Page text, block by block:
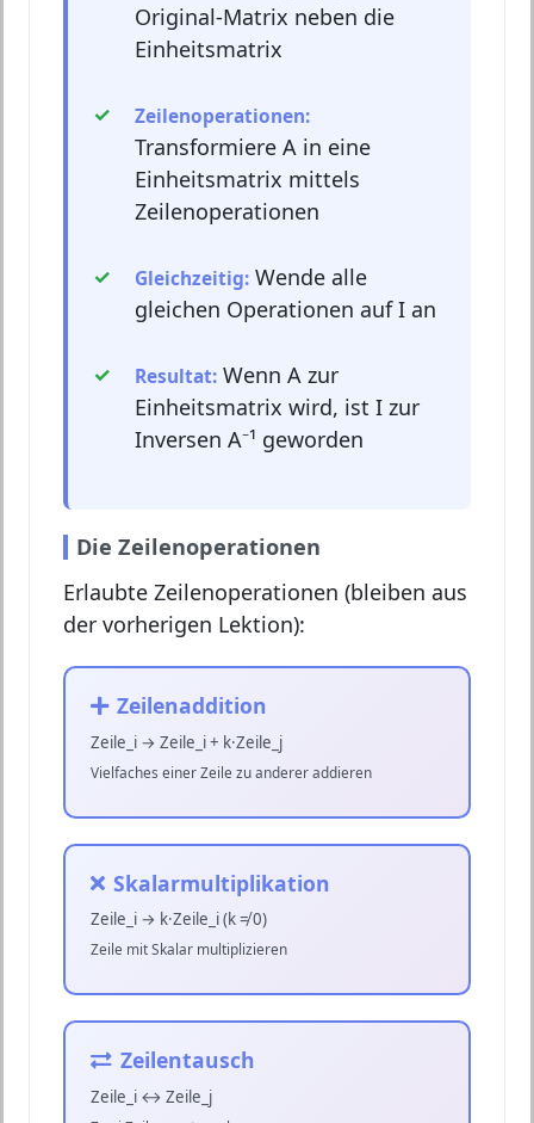
Original-Matrix neben die
Einheitsmatrix
Zeilenoperationen:
Transformiere A in eine
Einheitsmatrix mittels
Zeilenoperationen
Gleichzeitig: Wende alle
gleichen Operationen auf I an
Resultat: Wenn A zur
Einheitsmatrix wird, ist I zur
Inversen A⁻¹ geworden
Die Zeilenoperationen
Erlaubte Zeilenoperationen (bleiben aus
der vorherigen Lektion):
Zeilenaddition
Zeile_i → Zeile_i + k·Zeile_j
Vielfaches einer Zeile zu anderer addieren
Skalarmultiplikation
Zeile_i → k·Zeile_i (k ≠ 0)
Zeile mit Skalar multiplizieren
Zeilentausch
Zeile_i ↔ Zeile_j